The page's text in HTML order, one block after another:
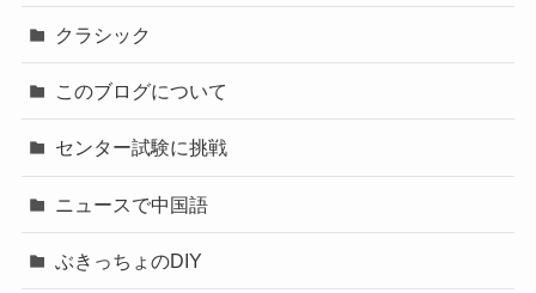
クラシック
このブログについて
センター試験に挑戦
ニュースで中国語
ぶきっちょのDIY